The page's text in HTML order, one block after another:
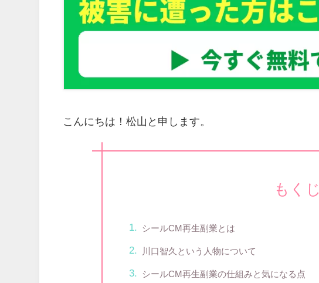
こんにちは！松山と申します。
もくじ
シールCM再生副業とは
川口智久という人物について
シールCM再生副業の仕組みと気になる点